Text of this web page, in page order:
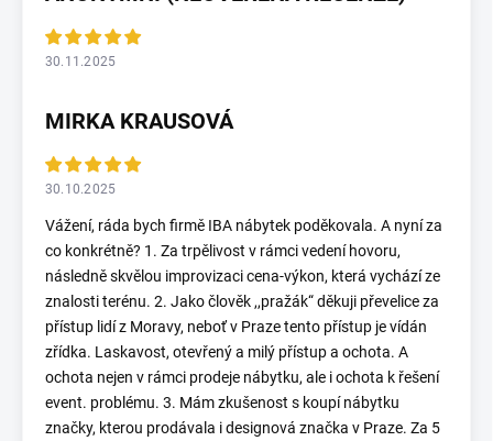
30.11.2025
MIRKA KRAUSOVÁ
30.10.2025
Vážení, ráda bych firmě IBA nábytek poděkovala. A nyní za
co konkrétně? 1. Za trpělivost v rámci vedení hovoru,
následně skvělou improvizaci cena-výkon, která vychází ze
znalosti terénu. 2. Jako člověk ,,pražák“ děkuji převelice za
přístup lidí z Moravy, neboť v Praze tento přístup je vídán
zřídka. Laskavost, otevřený a milý přístup a ochota. A
ochota nejen v rámci prodeje nábytku, ale i ochota k řešení
event. problému. 3. Mám zkušenost s koupí nábytku
značky, kterou prodávala i designová značka v Praze. Za 5